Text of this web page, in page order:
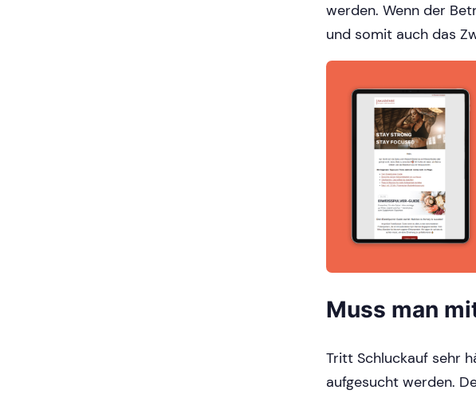
werden. Wenn der
und somit auch das
Muss man
Tritt Schluckauf sehr
aufgesucht werden.